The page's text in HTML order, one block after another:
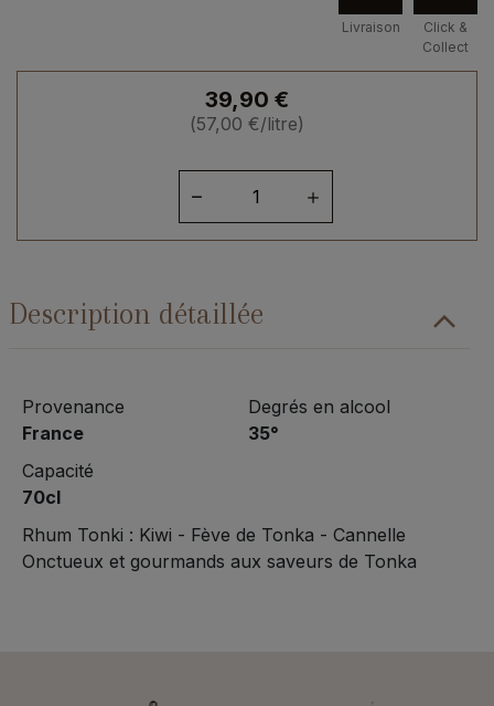
Livraison
Click &
Collect
39,90 €
(57,00 €/litre)
Rhum
Description détaillée
Provenance
France
Capacité
70cl
Degrés en alcool
35°
Rhum Tonki : Kiwi - Fève de Tonka - Cannelle
Onctueux et gourmands aux saveurs de Tonka